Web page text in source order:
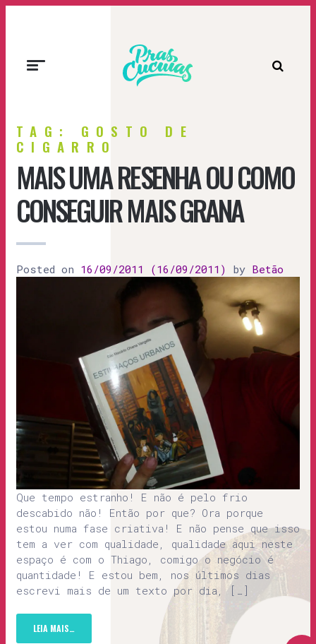
Prascucuias
TAG: GOSTO DE
CIGARRO
MAIS UMA RESENHA OU COMO
CONSEGUIR MAIS GRANA
Posted on 16/09/2011 (16/09/2011) by Betão
Que tempo estranho! E não é pelo frio
descabido não! Então por que? Ora porque
estou numa fase criativa! E não pense que isso
tem a ver com qualidade, qualidade aqui neste
espaço é com o Thiago, comigo o negócio é
quantidade! E estou bem, nos últimos dias
escrevi mais de um texto por dia, […]
LEIA MAIS…